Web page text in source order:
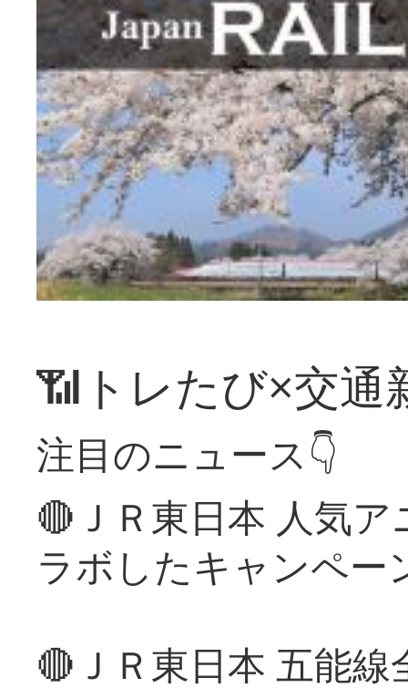
📶トレたび×交通
注目のニュース👇
🔴ＪＲ東日本 人気
ラボしたキャンペー
🔴ＪＲ東日本 五能